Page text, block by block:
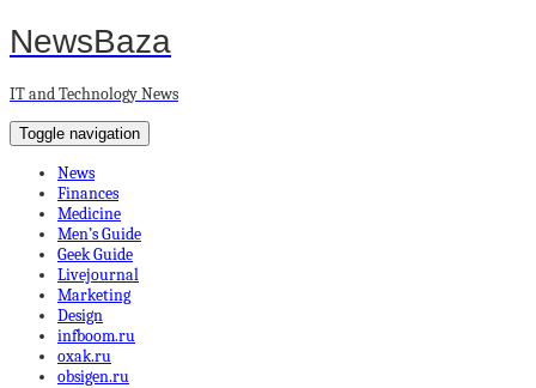
NewsBaza
IT and Technology News
Toggle navigation
News
Finances
Medicine
Men’s Guide
Geek Guide
Livejournal
Marketing
Design
infboom.ru
oxak.ru
obsigen.ru